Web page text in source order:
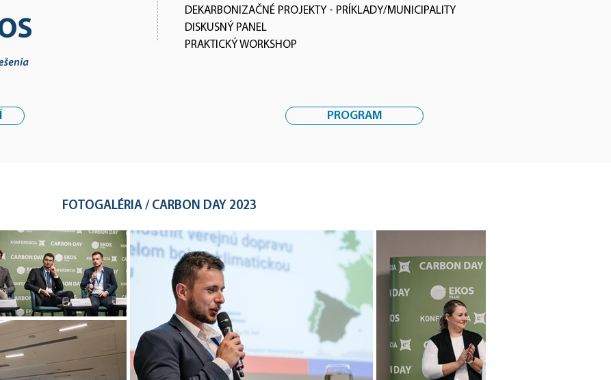
DEKARBONIZAČNÉ PROJEKTY - PRÍKLADY/MUNICIPALITY
DISKUSNÝ PANEL
PRAKTICKÝ WORKSHOP
PROGRAM
FOTOGALÉRIA / CARBON DAY 2023